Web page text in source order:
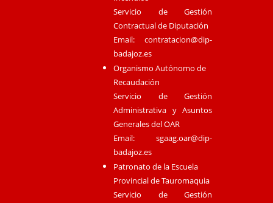
Servicio de Gestión
Contractual de Diputación
Email:contratacion@dip-
badajoz.es
Organismo Autónomo de
Recaudación
Servicio de Gestión
Administrativa y Asuntos
Generales del OAR
Email:sgaag.oar@dip-
badajoz.es
Patronato de la Escuela
Provincial de Tauromaquia
Servicio de Gestión